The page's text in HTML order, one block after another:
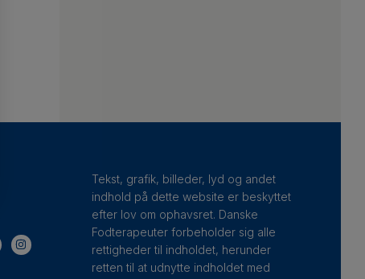
Tekst, grafik, billeder, lyd og andet
indhold på dette website er beskyttet
efter lov om ophavsret. Danske
Fodterapeuter forbeholder sig alle
rettigheder til indholdet, herunder
retten til at udnytte indholdet med